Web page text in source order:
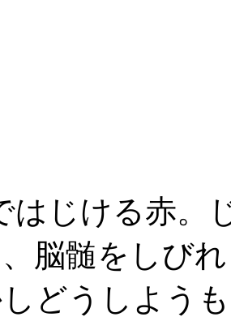
はじける赤。
脳髄をしび
どうしよう